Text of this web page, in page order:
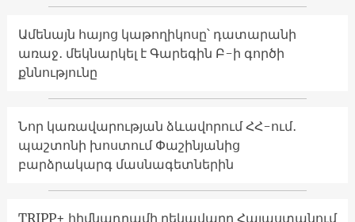
Ամենայն հայոց կաթողիկոսը՝ դատարանի
առաջ․ մեկնարկել է Գարեգին Բ-ի գործի
քննությունը
Նոր կառավարության ձևավորում ՀՀ-ում․
պաշտոնի խոստում Փաշինյանից
բարձրակարգ մասնագետներին
TRIPP+ հիմնադրամի ղեկավարը Հայաստանում